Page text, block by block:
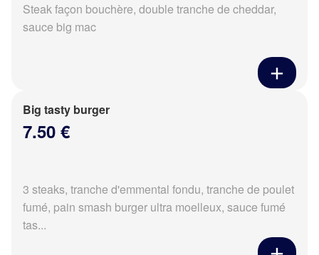
Steak façon bouchère, double tranche de cheddar,
sauce big mac
Big tasty burger
7.50 €
3 steaks, tranche d'emmental fondu, tranche de poulet
fumé, pain smash burger ultra moelleux, sauce fumé
tas...